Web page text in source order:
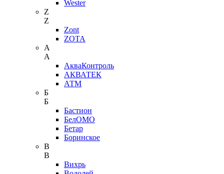
Wester
Z
Z
Zont
ZOTA
А
А
АкваКонтроль
АКВАТЕК
АТМ
Б
Б
Бастион
БелОМО
Бетар
Боринское
В
В
Вихрь